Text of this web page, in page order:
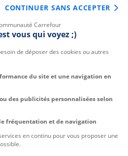
Carrefour
vous qui voyez ;)
de déposer des cookies ou autres
du site et une navigation en
des publicités personnalisées selon
fréquentation et de navigation
en continu pour vous proposer une
CONTINUER SANS ACCEPTER